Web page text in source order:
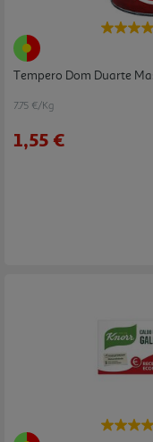
Tempero Dom Duarte
7.75 €/Kg
1,55 €